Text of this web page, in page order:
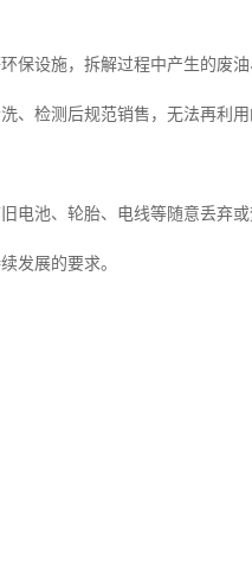
保设施，拆解过程中产生的废
、检测后规范销售，无法再利
电池、轮胎、电线等随意丢弃
发展的要求。